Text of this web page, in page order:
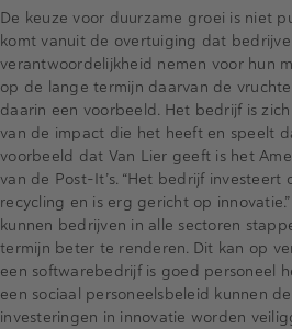
De keuze voor duurzame groei is niet
komt vanuit de overtuiging dat
verantwoordelijkheid nemen voor hun
op de lange termijn daarvan de
daarin een voorbeeld. Het bedrijf is
van de impact die het heeft en speelt
voorbeeld dat Van Lier geeft is het
van de Post-It’s. “Het bedrijf investeert
recycling en is erg gericht op
kunnen bedrijven in alle sectoren
termijn beter te renderen. Dit kan op
een softwarebedrijf is goed personeel
een sociaal personeelsbeleid kunnen
investeringen in innovatie worden